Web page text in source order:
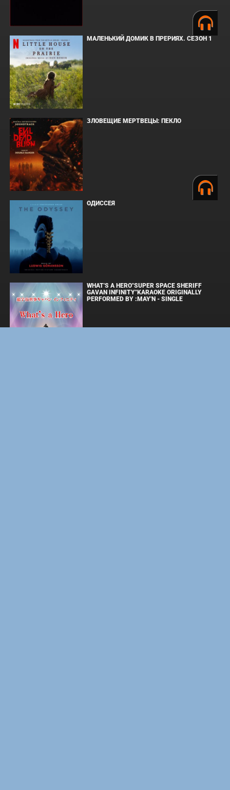
МАЛЕНЬКИЙ ДОМИК В ПРЕРИЯХ. СЕЗОН 1
ЗЛОВЕЩИЕ МЕРТВЕЦЫ: ПЕКЛО
ОДИССЕЯ
WHAT'S A HERO"SUPER SPACE SHERIFF
GAVAN INFINITY"KARAOKE ORIGINALLY
PERFORMED BY :MAY'N - SINGLE